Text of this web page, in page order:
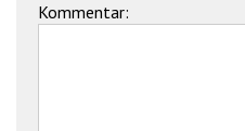
Kommentar: